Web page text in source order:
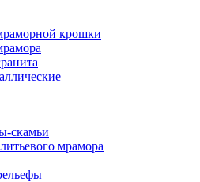
крошки
скамьи
мрамора